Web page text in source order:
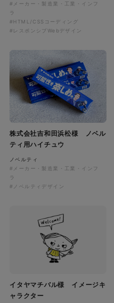
#メーカー・製造業・工業・インフ
ラ
#HTML/CSSコーディング
#レスポンシブWebデザイン
株式会社吉和田浜松様 ノベル
ティ用ハイチュウ
ノベルティ
#メーカー・製造業・工業・インフ
ラ
#ノベルティデザイン
イタヤマチバル様 イメージキ
ャラクター